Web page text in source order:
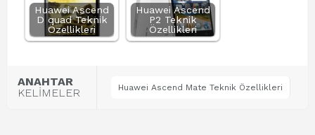
Huawei Ascend
D quad Teknik
Özellikleri
Huawei Ascend
P2 Teknik
Özellikleri
ANAHTAR
KELİMELER
Huawei Ascend Mate Teknik Özellikleri